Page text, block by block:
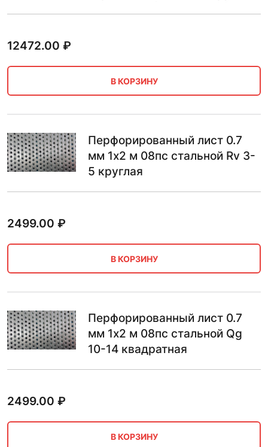
12472.00 ₽
В КОРЗИНУ
Перфорированный лист 0.7
мм 1х2 м 08пс стальной Rv 3-
5 круглая
2499.00 ₽
В КОРЗИНУ
Перфорированный лист 0.7
мм 1х2 м 08пс стальной Qg
10-14 квадратная
2499.00 ₽
В КОРЗИНУ